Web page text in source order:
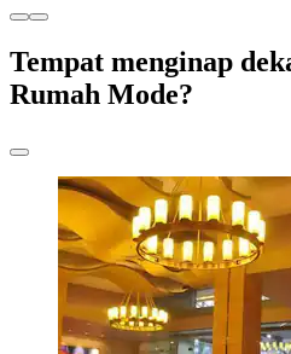
Tempat menginap
Rumah Mode?